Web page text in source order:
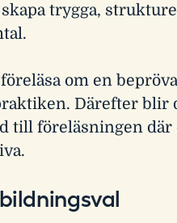
trygga,
om en
Därefter blir
till föreläsningen där